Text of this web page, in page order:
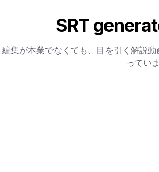
SRT
編集が本業でなくても、目を引く解説
ってい